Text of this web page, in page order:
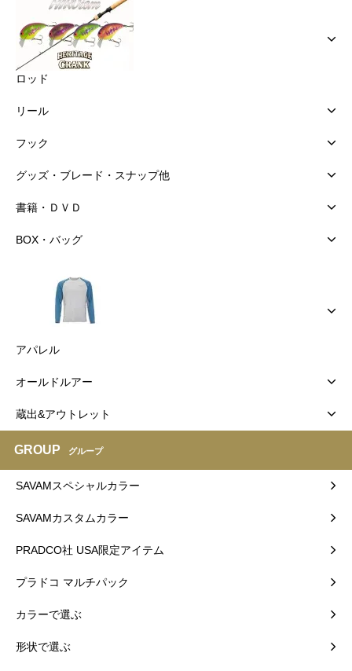
ロッド
リール
フック
グッズ・ブレード・スナップ他
書籍・ＤＶＤ
BOX・バッグ
アパレル
オールドルアー
蔵出&アウトレット
GROUP グループ
SAVAMスペシャルカラー
SAVAMカスタムカラー
PRADCO社 USA限定アイテム
プラドコ マルチパック
カラーで選ぶ
形状で選ぶ